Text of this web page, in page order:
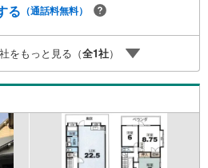
祝日は営業）事前にご連絡いただけます
る （通話料無料）
をもっと見る（全1社）